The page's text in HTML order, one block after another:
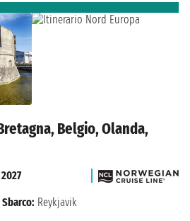
Belgio, Olanda,
Sbarco: Reykjavik